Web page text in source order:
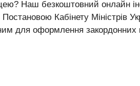
Наш безкоштовний онлайн
Кабінету Міністрів
для оформлення закордонних